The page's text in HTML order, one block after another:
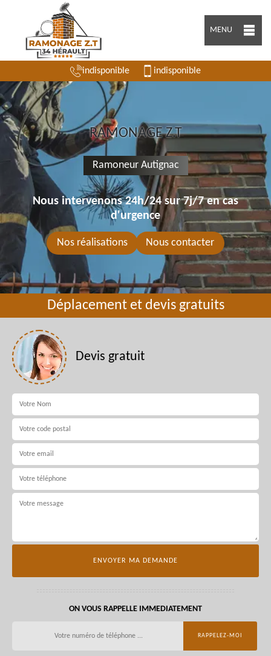
MENU
indisponible indisponible
RAMONAGE Z.T
Ramoneur Autignac
Nous intervenons 24h/24 sur 7j/7 en cas
d'urgence
Nos réalisations Nous contacter
Déplacement et devis gratuits
Devis gratuit
ON VOUS RAPPELLE IMMEDIATEMENT